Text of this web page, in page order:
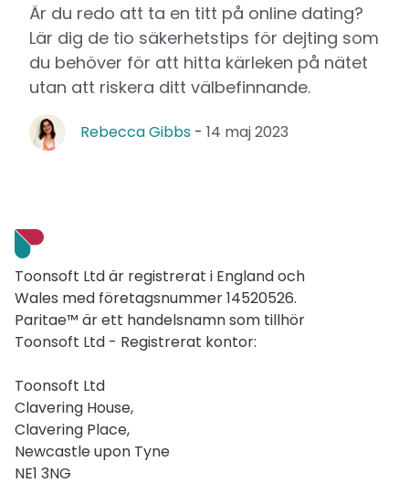
Är du redo att ta en titt på online dating?
Lär dig de tio säkerhetstips för dejting som
du behöver för att hitta kärleken på nätet
utan att riskera ditt välbefinnande.
Rebecca Gibbs - 14 maj 2023
Toonsoft Ltd är registrerat i England och
Wales med företagsnummer 14520526.
Paritae™ är ett handelsnamn som tillhör
Toonsoft Ltd - Registrerat kontor:
Toonsoft Ltd
Clavering House,
Clavering Place,
Newcastle upon Tyne
NE1 3NG